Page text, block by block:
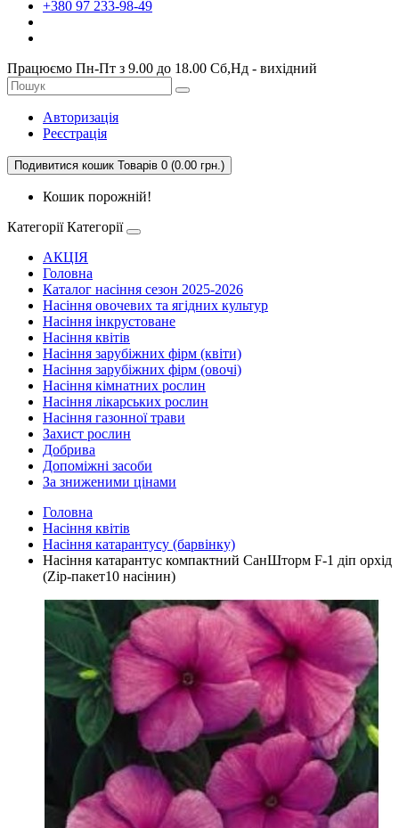
+380 97 233-98-49
Працюємо Пн-Пт з 9.00 до 18.00 Сб,Нд - вихідний
Авторизація
Реєстрація
Подивитися кошик Товарів 0 (0.00 грн.)
Кошик порожній!
Категорії Категорії
АКЦІЯ
Головна
Каталог насіння сезон 2025-2026
Насіння овочевих та ягідних культур
Насіння інкрустоване
Насіння квітів
Насіння зарубіжних фірм (квіти)
Насіння зарубіжних фірм (овочі)
Насіння кімнатних рослин
Насіння лікарських рослин
Насіння газонної трави
Захист рослин
Добрива
Допоміжні засоби
За зниженими цінами
Головна
Насіння квітів
Насіння катарантусу (барвінку)
Насіння катарантус компактний СанШторм F-1 діп орхід
(Zip-пакет10 насінин)